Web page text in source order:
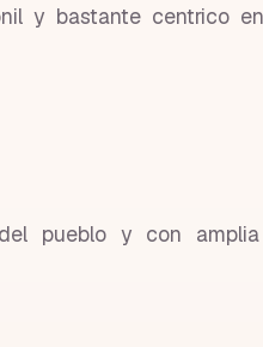
y bastante centrico
pueblo y con